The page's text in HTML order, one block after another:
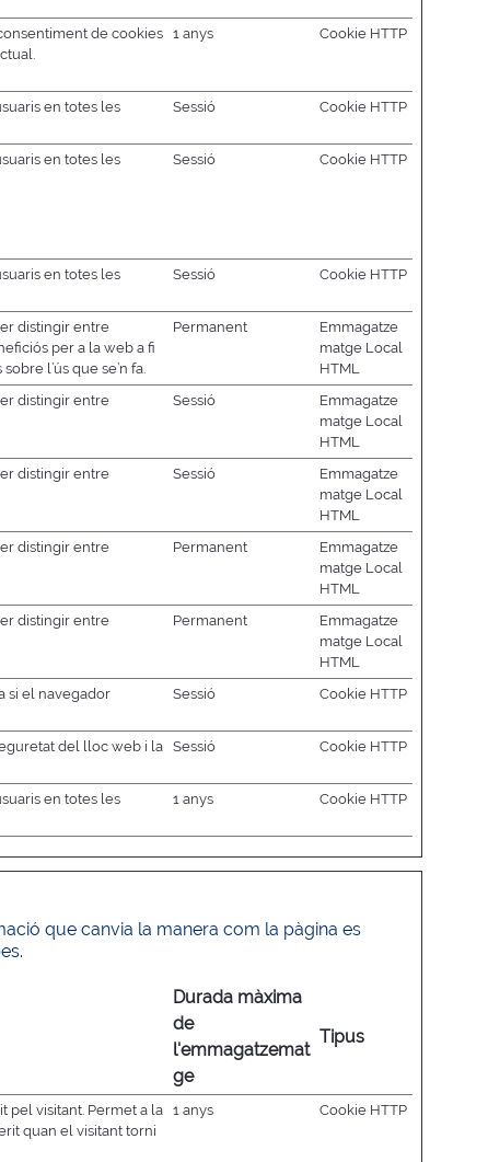
de cookies 1 anys Cookie HTTP
en totes les
Sessió Cookie HTTP
en totes les
Sessió Cookie HTTP
en totes les
Sessió Cookie HTTP
distingir entre
per a la web a fi
l’ús que se’n fa.
Permanent
Emmagatze
matge Local
HTML
distingir entre
Sessió
Emmagatze
matge Local
HTML
distingir entre
Sessió
Emmagatze
matge Local
HTML
distingir entre
Permanent
Emmagatze
matge Local
HTML
distingir entre
Permanent
Emmagatze
matge Local
HTML
si el navegador
Sessió Cookie HTTP
del lloc web i la Sessió Cookie HTTP
en totes les
1 anys Cookie HTTP
que canvia la manera com la pàgina es
Durada màxima
de
l'emmagatzemat
ge
Tipus
pel visitant. Permet a la
quan el visitant torni
1 anys Cookie HTTP